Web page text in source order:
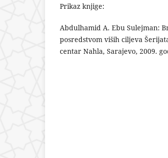
Prikaz knjige:
Abdulhamid A. Ebu Sulejman:
posredstvom viših ciljeva
centar Nahla, Sarajevo, 2009.